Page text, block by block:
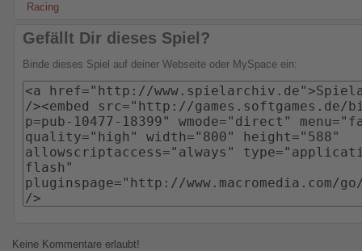
Racing
Gefällt Dir dieses Spiel?
Binde dieses Spiel auf deiner Webseite oder MySpace ein:
Keine Kommentare erlaubt!